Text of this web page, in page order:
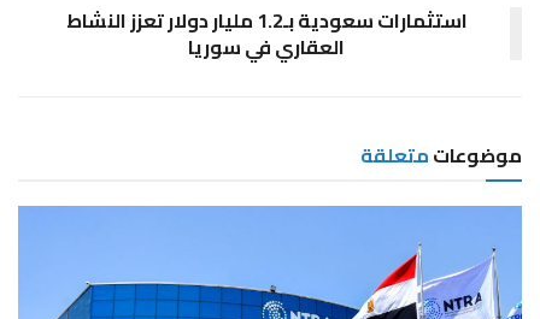
استثمارات سعودية بـ1.2 مليار دولار تعزز النشاط
العقاري في سوريا
موضوعاتمتعلقة